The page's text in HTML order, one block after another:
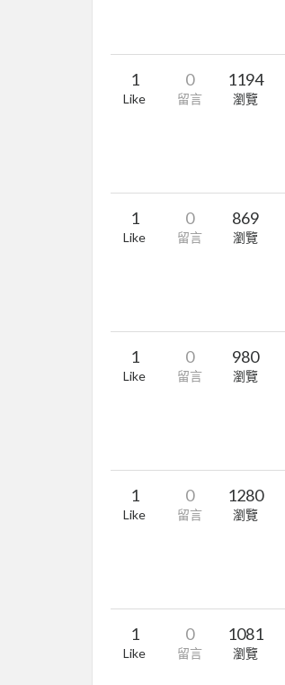
1
Like
0
留言
1194
瀏覽
1
Like
0
留言
869
瀏覽
1
Like
0
留言
980
瀏覽
1
Like
0
留言
1280
瀏覽
1
Like
0
留言
1081
瀏覽